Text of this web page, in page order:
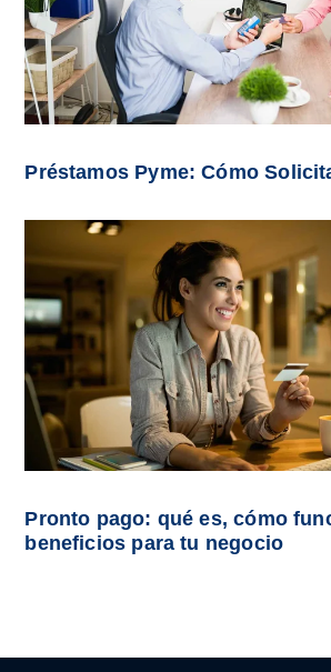
Préstamos Pyme: Cómo
Pronto pago: qué es, cómo
beneficios para tu negocio